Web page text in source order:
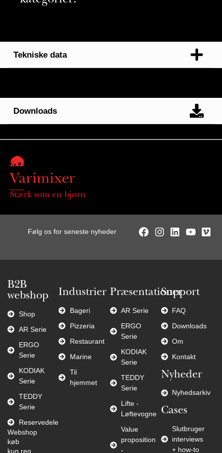
Tekniske data
Downloads
Stærk som en bjørn
Følg os for seneste nyheder
B2B
webshop
Shop
AR Serie
ERGO
Serie
KODIAK
Serie
TEDDY
Serie
Reservedele
Webshop
køb
kun reg.
Industrier
Bageri
Pizzeria
Restaurant
Marine
Til
hjemmet
Præsentationer
AR Serie
ERGO
Serie
KODIAK
Serie
TEDDY
Serie
Lifte -
Løftevogne
Value
proposition
-
Support
FAQ
Downloads
Om
Kontakt
Nyheder
Nyhedsarkiv
Cases
Slutbruger
interviews
+ how-to